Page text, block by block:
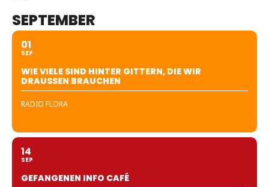
SEPTEMBER
01
SEP
WIE VIELE SIND HINTER GITTERN, DIE WIR
DRAUSSEN BRAUCHEN
RADIO FLORA
14
SEP
GEFANGENEN INFO CAFÉ